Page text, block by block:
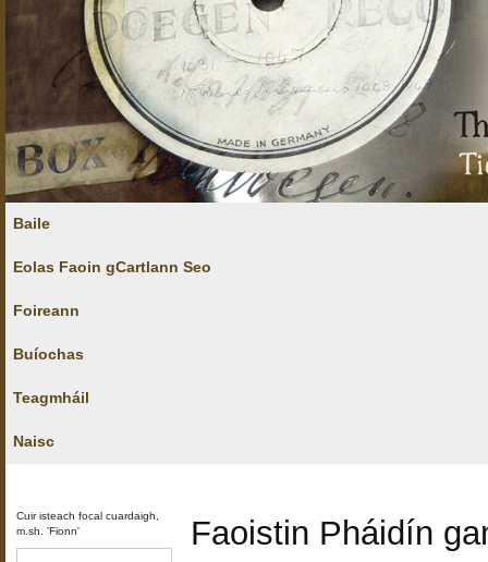
Baile
Eolas Faoin gCartlann Seo
Foireann
Buíochas
Teagmháil
Naisc
Cuir isteach focal cuardaigh,
m.sh. 'Fionn'
Faoistin Pháidín